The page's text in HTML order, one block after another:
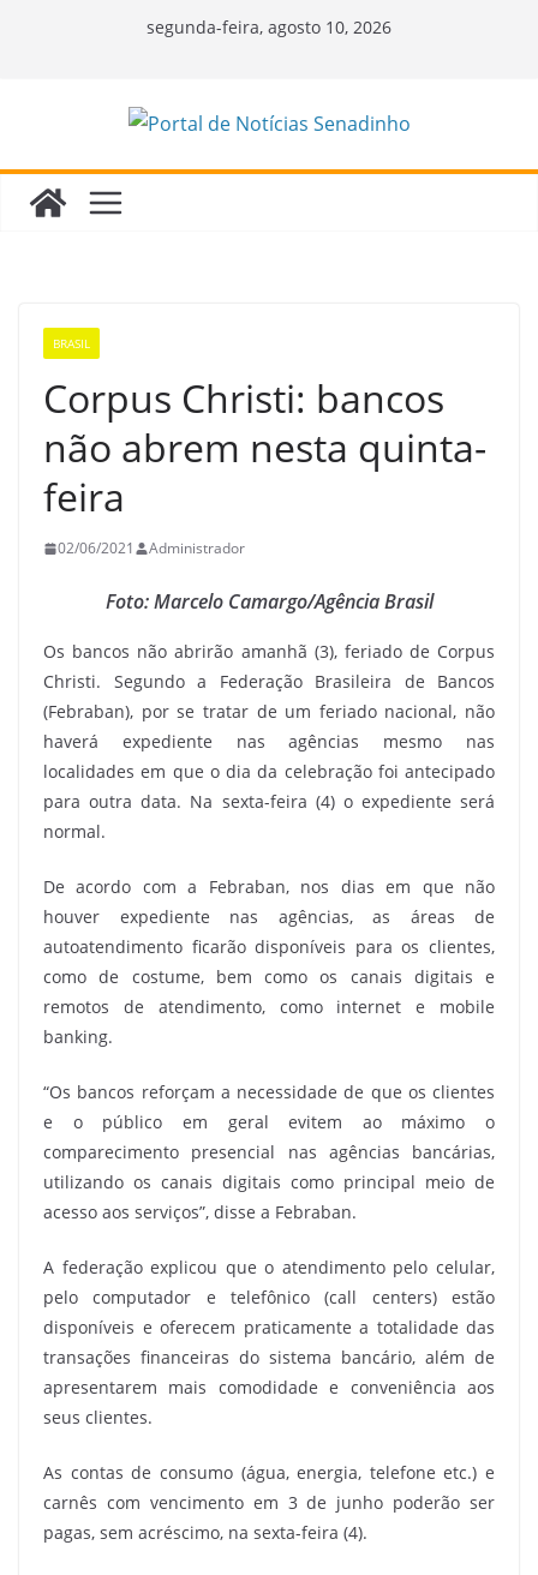
segunda-feira, agosto 10, 2026
BRASIL
Corpus Christi: bancos
não abrem nesta quinta-
feira
02/06/2021 Administrador
Foto: Marcelo Camargo/Agência Brasil
Os bancos não abrirão amanhã (3), feriado de Corpus
Christi. Segundo a Federação Brasileira de Bancos
(Febraban), por se tratar de um feriado nacional, não
haverá expediente nas agências mesmo nas
localidades em que o dia da celebração foi antecipado
para outra data. Na sexta-feira (4) o expediente será
normal.
De acordo com a Febraban, nos dias em que não
houver expediente nas agências, as áreas de
autoatendimento ficarão disponíveis para os clientes,
como de costume, bem como os canais digitais e
remotos de atendimento, como internet e mobile
banking.
“Os bancos reforçam a necessidade de que os clientes
e o público em geral evitem ao máximo o
comparecimento presencial nas agências bancárias,
utilizando os canais digitais como principal meio de
acesso aos serviços”, disse a Febraban.
A federação explicou que o atendimento pelo celular,
pelo computador e telefônico (call centers) estão
disponíveis e oferecem praticamente a totalidade das
transações financeiras do sistema bancário, além de
apresentarem mais comodidade e conveniência aos
seus clientes.
As contas de consumo (água, energia, telefone etc.) e
carnês com vencimento em 3 de junho poderão ser
pagas, sem acréscimo, na sexta-feira (4).